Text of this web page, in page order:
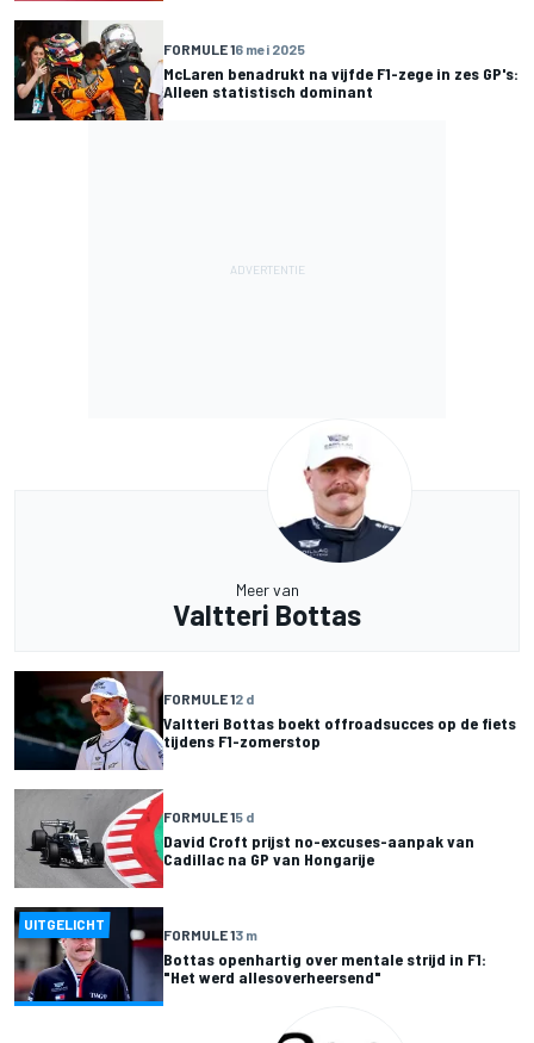
FORMULE 16 mei 2025
McLaren benadrukt na vijfde F1-zege in zes GP's:
Alleen statistisch dominant
Meer van
Valtteri Bottas
FORMULE 12 d
Valtteri Bottas boekt offroadsucces op de fiets
tijdens F1-zomerstop
FORMULE 15 d
David Croft prijst no-excuses-aanpak van
Cadillac na GP van Hongarije
UITGELICHT
FORMULE 13 m
Bottas openhartig over mentale strijd in F1:
"Het werd allesoverheersend"